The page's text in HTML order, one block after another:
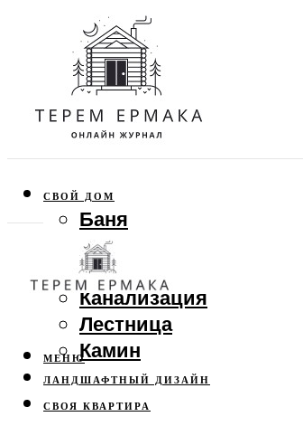
СВОЙ ДОМ
Баня
Веранда
Забор
Канализация
Лестница
Камин
ЛАНДШАФТНЫЙ ДИЗАЙН
СВОЯ КВАРТИРА
МЕНЮ